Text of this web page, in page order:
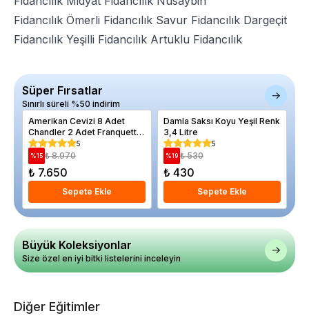
Fidancılık Ömerli Fidancılık Savur Fidancılık Dargeçit
Fidancılık Yeşilli Fidancılık Artuklu Fidancılık
Süper Fırsatlar
Sınırlı süreli %50 indirim
Amerikan Cevizi 8 Adet
Chandler 2 Adet Franquette
Paket Fidan Kampanyası
5
%15 ₺ 8.970
₺ 7.650
Sepete Ekle
Damla Saksı Koyu Yeşil Renk
3,4 Litre
5
%19 ₺ 530
₺ 430
Sepete Ekle
Büyük Koleksiyonlar
Size özel en iyi bitki listelerini inceleyin
Diğer Eğitimler